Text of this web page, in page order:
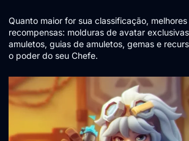
Quanto maior for sua classificação,
recompensas: molduras de avatar
amuletos, guias de amuletos, gemas e
o poder do seu Chefe.